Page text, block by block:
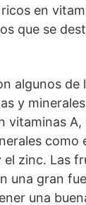
en
que se
algunos de
y
vitaminas A,
como
el zinc. Las
una gran
una